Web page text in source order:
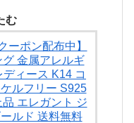
む
ーポン配布中】
金属アレルギ
ィース K14 コ
ルフリー S925
エレガント ジ
ルド 送料無料